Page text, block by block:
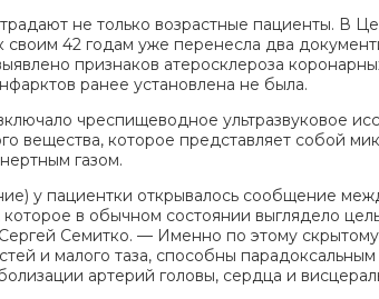
не только возрастные пациенты. В
своим 42 годам уже перенесла два
признаков атеросклероза
ранее установлена не была.
чреспищеводное ультразвуковое
вещества, которое представляет собой
газом.
у пациентки открывалось сообщение
в обычном состоянии выглядело
Семитко. — Именно по этому
и малого таза, способны
артерий головы, сердца и